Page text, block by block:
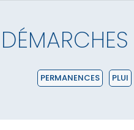
PERMANENCES PLUI